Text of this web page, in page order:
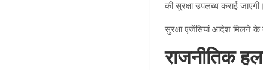
की सुरक्षा उपलब्ध कराई जाएगी।
सुरक्षा एजेंसियां आदेश मिलने के
राजनीतिक